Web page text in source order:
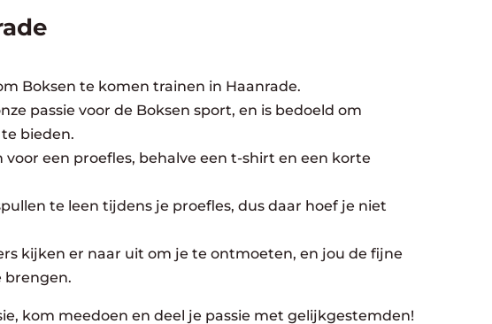
Boksen te komen trainen in Haanrade.
passie voor de Boksen sport, en is bedoeld om
bieden.
een proefles, behalve een t-shirt en een korte
te leen tijdens je proefles, dus daar hoef je niet
kijken er naar uit om je te ontmoeten, en jou de fijne
brengen.
kom meedoen en deel je passie met gelijkgestemden!